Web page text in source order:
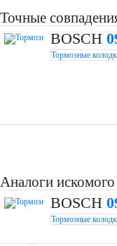
Точные
BOSCH
Тормозные
Аналоги
BOSCH
Тормозные